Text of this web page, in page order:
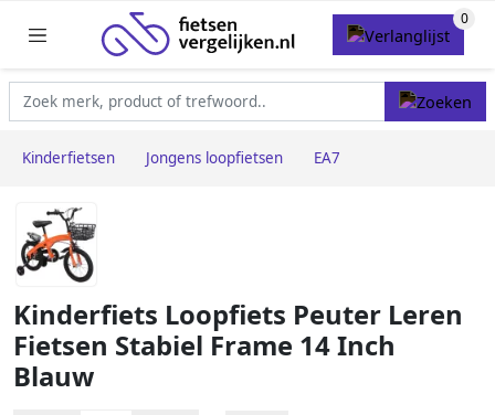
Kinderfietsen Jongens loopfietsen EA7
Kinderfiets Loopfiets Peuter Leren
Fietsen Stabiel Frame 14 Inch
Blauw